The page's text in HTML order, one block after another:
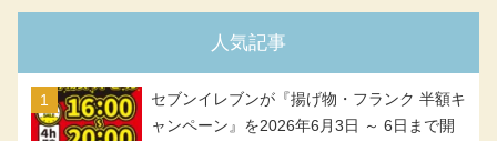
人気記事
セブンイレブンが『揚げ物・フランク 半額キ
ャンペーン』を2026年6月3日 ～ 6日まで開